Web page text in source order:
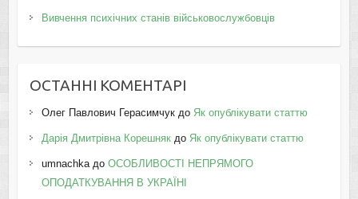
Вивчення психічних станів військовослужбовців
ОСТАННІ КОМЕНТАРІ
Олег Павлович Герасимчукдо Як опублікувати статтю
Дарія Дмитрівна Корешнякдо Як опублікувати статтю
umnachkaдо ОСОБЛИВОСТІ НЕПРЯМОГО
ОПОДАТКУВАННЯ В УКРАЇНІ